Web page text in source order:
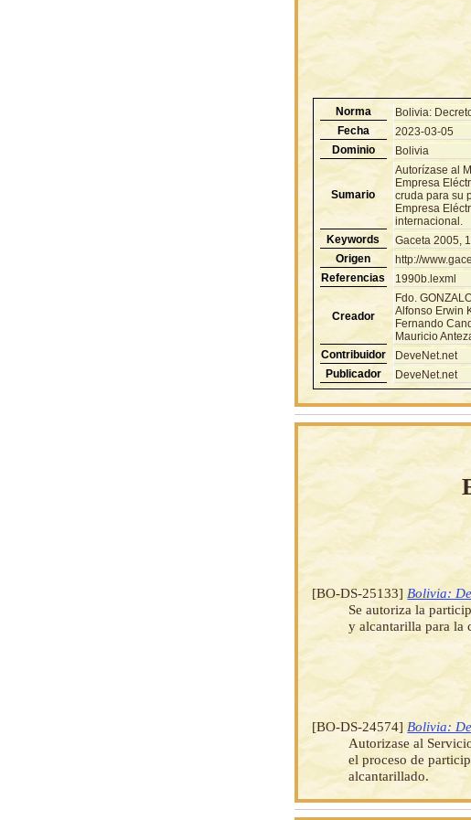
Norma
Bolivia:
Fecha
2023-03-05
Dominio
Bolivia
Sumario
Autorízase al
Empresa
cruda para su
Empresa
internacional.
Keywords
Gaceta 2005,
Origen
http://
Referencias
1990b.lexml
Creador
Fdo.
Alfonso Erwin
Fernando
Mauricio
Contribuidor
DeveNet.net
Publicador
DeveNet.net
[BO-DS-25133] Bolivia:
Se autoriza la
y alcantarilla para la
[BO-DS-24574] Bolivia:
Autorizase al
el proceso de
alcantarillado.